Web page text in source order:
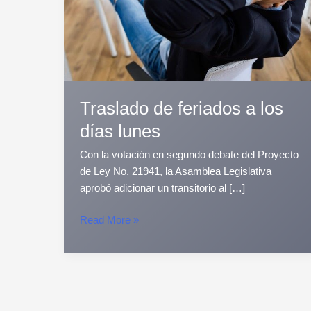
Traslado de feriados a los
días lunes
Con la votación en segundo debate del Proyecto
de Ley No. 21941, la Asamblea Legislativa
aprobó adicionar un transitorio al […]
días
lunes
Read More »